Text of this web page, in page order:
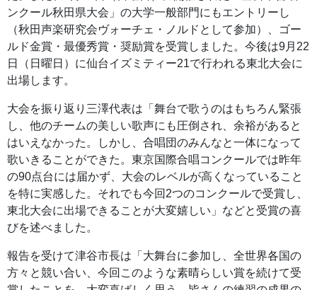
ンクール秋田県大会」の大学一般部門にもエントリーし
（秋田声楽研究会ヴォーチェ・ノルドとして参加）、ゴー
ルド金賞・最優秀賞・奨励賞を受賞しました。今後は9月22
日（日曜日）に仙台イズミティー21で行われる東北大会に
出場します。
大会を振り返り三澤代表は「舞台で歌うのはもちろん緊張
し、他のチームの美しい歌声にも圧倒され、余裕があると
はいえなかった。しかし、合唱団のみんなと一体になって
歌いきることができた。東京国際合唱コンクールでは昨年
の90点台には届かず、大会のレベルが高くなっていること
を特に実感した。それでも今回2つのコンクールで受賞し、
東北大会に出場できることが大変嬉しい」などと受賞の喜
びを述べました。
報告を受けて津谷市長は「大舞台に参加し、全世界各国の
方々と競い合い、今回このような素晴らしい賞を続けて受